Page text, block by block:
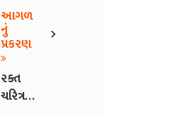
›
આગળ
નું
પ્રકરણ
રક્ત
ચરિત્ર -